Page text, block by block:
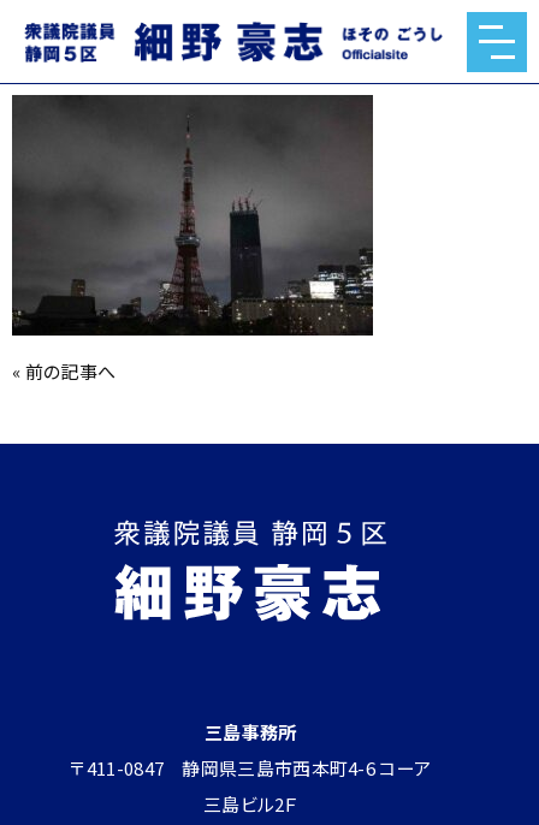
AQEP68Oc9_V7nz7f.jpg
2022.04.28
«前の記事へ
三島事務所
〒411-0847 静岡県三島市西本町4-6 コーア
三島ビル2Ｆ